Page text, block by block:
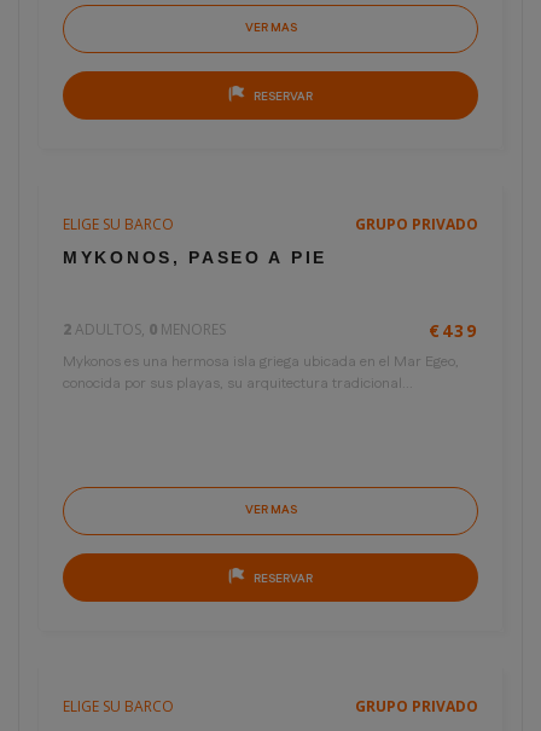
VER MAS
RESERVAR
3 horas
GRUPO PRIVADO
ELIGE SU BARCO
MYKONOS, PASEO A PIE
2ADULTOS, 0 MENORES €439
Mykonos es una hermosa isla griega ubicada en el Mar Egeo,
conocida por sus playas, su arquitectura tradicional...
VER MAS
RESERVAR
GRUPO PRIVADO
ELIGE SU BARCO